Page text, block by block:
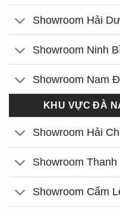
Showroom Hải
Showroom Ninh
Showroom Nam
KHU VỰC ĐÀ
Showroom Hải
Showroom
Showroom Cẩm